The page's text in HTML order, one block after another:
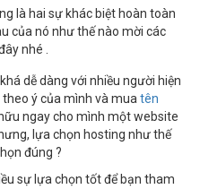
là hai sự khác biệt hoàn toàn
của nó như thế nào mời các
nhé .
dễ dàng với nhiều người hiện
ý của mình và mua tên
ngay cho mình một website
lựa chọn hosting như thế
đúng ?
sự lựa chọn tốt để bạn tham